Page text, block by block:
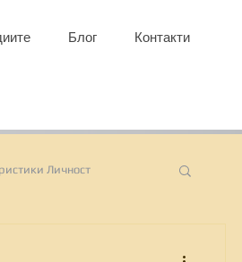
Блог Контакти
Личност